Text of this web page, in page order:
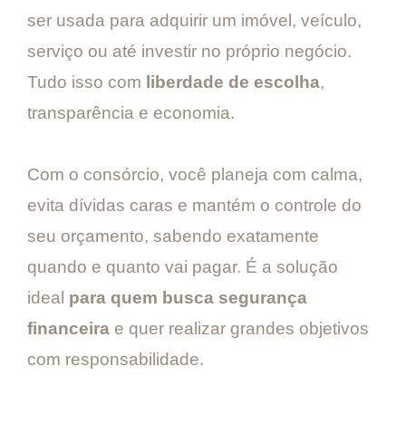
ser usada para adquirir um imóvel, veículo,
serviço ou até investir no próprio negócio.
Tudo isso com liberdade de escolha,
transparência e economia.
Com o consórcio, você planeja com calma,
evita dívidas caras e mantém o controle do
seu orçamento, sabendo exatamente
quando e quanto vai pagar. É a solução
ideal para quem busca segurança
financeira e quer realizar grandes objetivos
com responsabilidade.